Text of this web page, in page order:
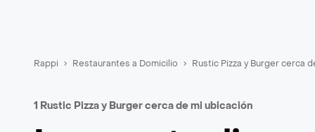
Rappi Restaurantes a Domicilio Rustic Pizza y Burger cerca
1 Rustic Pizza y Burger cerca de mi ubicación